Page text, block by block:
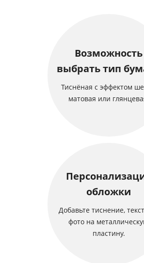
Возможность
выбрать тип
Тиснёная с эффектом
матовая или
обложки
Добавьте тиснение,
фото на
пластину.